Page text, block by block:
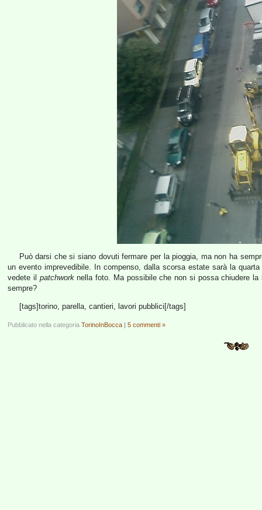
Può darsi che si siano dovuti fermare per la pioggia, ma non ha
un evento imprevedibile. In compenso, dalla scorsa estate sarà la
vedete il patchworknella foto. Ma possibile che non si possa chiudere
sempre?
[tags]torino, parella, cantieri, lavori pubblici[/tags]
Pubblicato nella categoria TorinoInBocca | 5 commenti »